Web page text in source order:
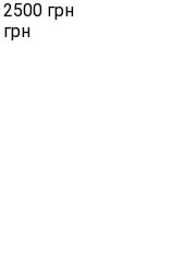
2500 грн
грн